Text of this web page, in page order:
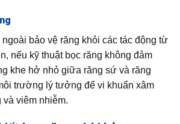
bảo vệ răng khỏi các tác động từ
nếu kỹ thuật bọc răng không đảm
khe hở nhỏ giữa răng sứ và răng
trường lý tưởng để vi khuẩn xâm
và viêm nhiễm.